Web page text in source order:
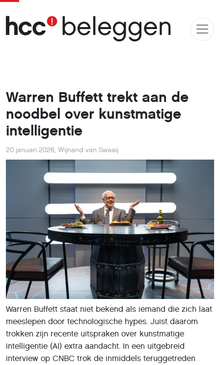
Warren Buffett trekt aan de
noodbel over kunstmatige
intelligentie
20 januari 2026, Wijnand van Swaaij
Warren Buffett staat niet bekend als iemand die zich laat
meeslepen door technologische hypes. Juist daarom
trokken zijn recente uitspraken over kunstmatige
intelligentie (AI) extra aandacht. In een uitgebreid
interview op CNBC trok de inmiddels teruggetreden